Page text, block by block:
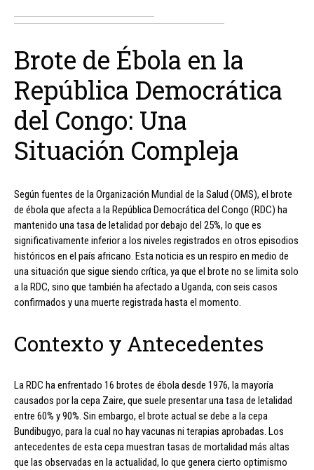
Brote de Ébola en la
República Democrática
del Congo: Una
Situación Compleja
Según fuentes de la Organización Mundial de la Salud (OMS), el brote
de ébola que afecta a la República Democrática del Congo (RDC) ha
mantenido una tasa de letalidad por debajo del 25%, lo que es
significativamente inferior a los niveles registrados en otros episodios
históricos en el país africano. Esta noticia es un respiro en medio de
una situación que sigue siendo crítica, ya que el brote no se limita solo
a la RDC, sino que también ha afectado a Uganda, con seis casos
confirmados y una muerte registrada hasta el momento.
Contexto y Antecedentes
La RDC ha enfrentado 16 brotes de ébola desde 1976, la mayoría
causados por la cepa Zaire, que suele presentar una tasa de letalidad
entre 60% y 90%. Sin embargo, el brote actual se debe a la cepa
Bundibugyo, para la cual no hay vacunas ni terapias aprobadas. Los
antecedentes de esta cepa muestran tasas de mortalidad más altas
que las observadas en la actualidad, lo que genera cierto optimismo